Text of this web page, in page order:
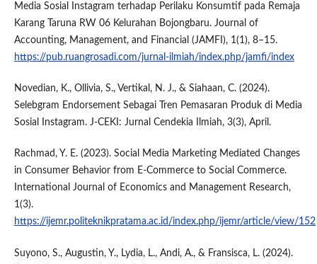
Media Sosial Instagram terhadap Perilaku Konsumtif pada Remaja
Karang Taruna RW 06 Kelurahan Bojongbaru. Journal of
Accounting, Management, and Financial (JAMFI), 1(1), 8–15.
https://pub.ruangrosadi.com/jurnal-ilmiah/index.php/jamfi/index
Novedian, K., Ollivia, S., Vertikal, N. J., & Siahaan, C. (2024).
Selebgram Endorsement Sebagai Tren Pemasaran Produk di Media
Sosial Instagram. J-CEKI: Jurnal Cendekia Ilmiah, 3(3), April.
Rachmad, Y. E. (2023). Social Media Marketing Mediated Changes
in Consumer Behavior from E-Commerce to Social Commerce.
International Journal of Economics and Management Research,
1(3).
https://ijemr.politeknikpratama.ac.id/index.php/ijemr/article/view/152
Suyono, S., Augustin, Y., Lydia, L., Andi, A., & Fransisca, L. (2024).